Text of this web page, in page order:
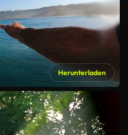
Herunterladen